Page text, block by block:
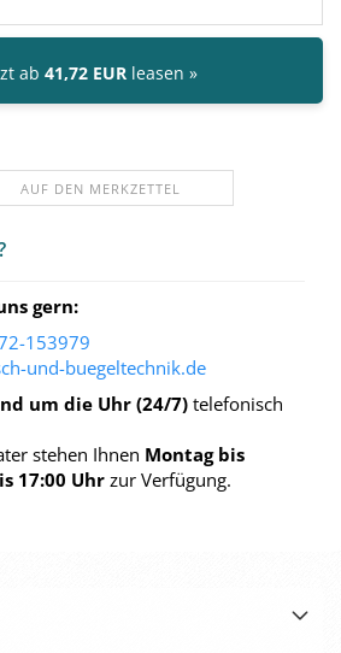
ab 41,72 EUR leasen »
AUF DEN MERKZETTEL
gern:
153979
und-buegeltechnik.de
um die Uhr (24/7) telefonisch
stehen Ihnen Montag bis
17:00 Uhr zur Verfügung.